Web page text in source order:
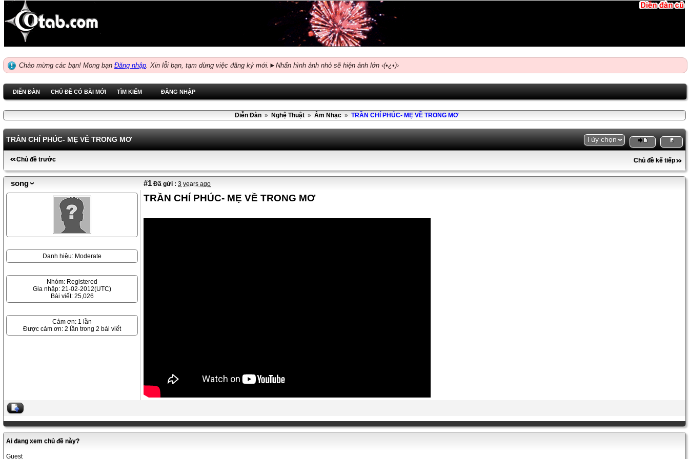
Chào mừng các bạn! Mong bạn Đăng nhập. Xin lỗi bạn, tạm dừng việc đăng ký mới.►Nhấn hình ảnh nhỏ sẽ hiện ảnh lớn ‹(•¿•)›
DIỄN ĐÀN CHỦ ĐỀ CÓ BÀI MỚI TÌM KIẾM ĐĂNG NHẬP
Diễn Đàn » Nghệ Thuật » Âm Nhạc » TRẦN CHÍ PHÚC- MẸ VỀ TRONG MƠ
TRẦN CHÍ PHÚC- MẸ VỀ TRONG MƠ Tùy chọn
Chủ đề trước Chủ đề kế tiếp
song #1 Đã gửi : 3 years ago
Danh hiệu: Moderate
Nhóm: Registered
Gia nhập: 21-02-2012(UTC)
Bài viết: 25,026
Cảm ơn: 1 lần
Được cảm ơn: 2 lần trong 2 bài viết
TRẦN CHÍ PHÚC- MẸ VỀ TRONG MƠ
Ai đang xem chủ đề này?
Guest